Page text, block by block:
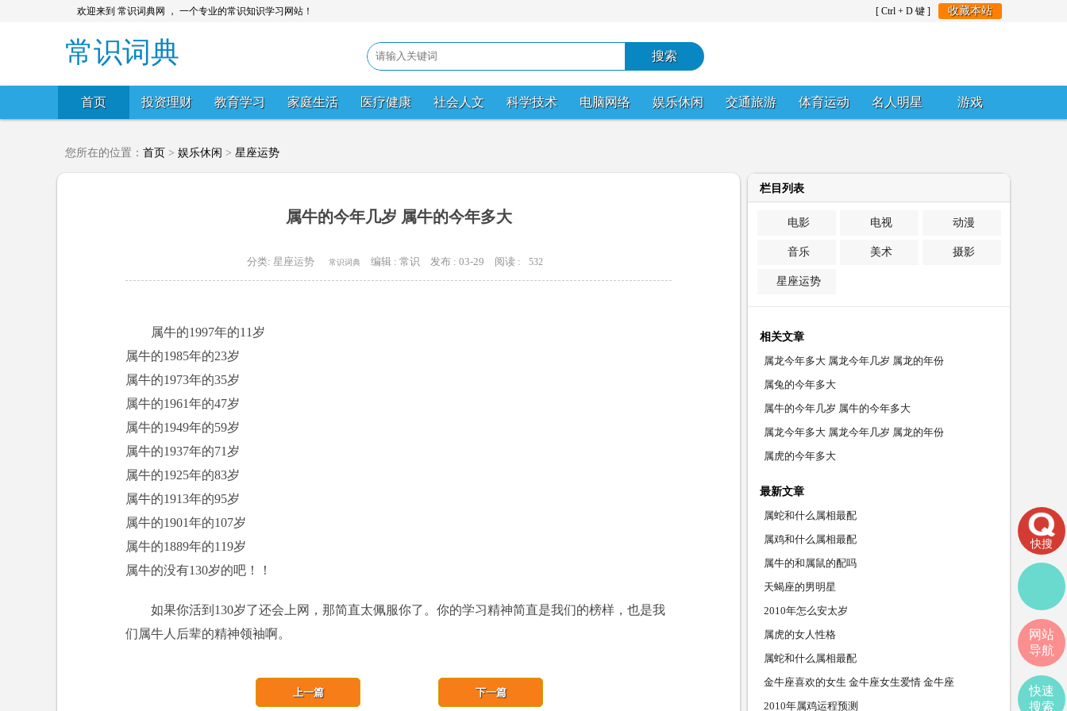
欢迎来到 常识词典网 ， 一个专业的常识知识学习网站！ [ Ctrl + D 键 ] 收藏本站
常识词典
首页 投资理财 教育学习 家庭生活 医疗健康 社会人文 科学技术 电脑网络 娱乐休闲 交通旅游 体育运动 名人明星 游戏
您所在的位置： 首页 > 娱乐休闲 > 星座运势
属牛的今年几岁 属牛的今年多大
分类: 星座运势 常识词典 编辑 : 常识 发布 : 03-29 阅读 : 532
属牛的1997年的11岁
属牛的1985年的23岁
属牛的1973年的35岁
属牛的1961年的47岁
属牛的1949年的59岁
属牛的1937年的71岁
属牛的1925年的83岁
属牛的1913年的95岁
属牛的1901年的107岁
属牛的1889年的119岁
属牛的没有130岁的吧！！
如果你活到130岁了还会上网，那简直太佩服你了。你的学习精神简直是我们的榜样，也是我
们属牛人后辈的精神领袖啊。
下一篇
上一篇
栏目列表
电影 电视 动漫
音乐 美术 摄影
星座运势
相关文章
属龙今年多大 属龙今年几岁 属龙的年份
属兔的今年多大
属牛的今年几岁 属牛的今年多大
属龙今年多大 属龙今年几岁 属龙的年份
属虎的今年多大
最新文章
属蛇和什么属相最配
属鸡和什么属相最配
属牛的和属鼠的配吗
天蝎座的男明星
2010年怎么安太岁
属虎的女人性格
属蛇和什么属相最配
金牛座喜欢的女生 金牛座女生爱情 金牛座
2010年属鸡运程预测
快搜
网站
导航
快速
搜索